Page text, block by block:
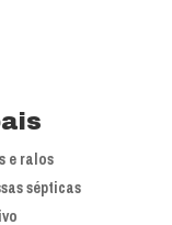
e ralos
sépticas